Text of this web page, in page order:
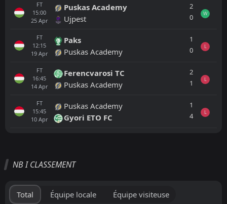
FT
15:00
25 Apr
Puskas Academy
Ujpest
2
0
W
FT
12:15
19 Apr
Paks
Puskas Academy
1
0
L
FT
16:45
14 Apr
Ferencvarosi TC
Puskas Academy
2
1
L
FT
15:45
10 Apr
Puskas Academy
Gyori ETO FC
1
4
L
22Aug
NB I CLASSEMENT
Total Équipe locale Équipe visiteuse